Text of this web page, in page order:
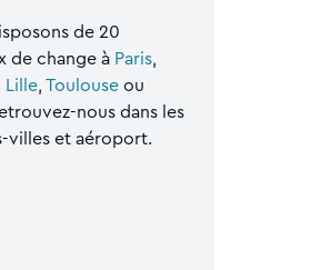
de 20
de change à Paris,
Lille, Toulouse ou
nous dans les
villes et aéroport.